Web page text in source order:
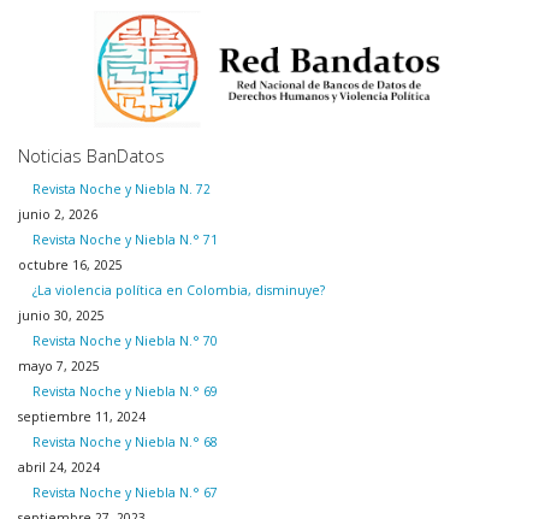
entradas
Noticias BanDatos
Revista Noche y Niebla N. 72
junio 2, 2026
Revista Noche y Niebla N.° 71
octubre 16, 2025
¿La violencia política en Colombia, disminuye?
junio 30, 2025
Revista Noche y Niebla N.° 70
mayo 7, 2025
Revista Noche y Niebla N.° 69
septiembre 11, 2024
Revista Noche y Niebla N.° 68
abril 24, 2024
Revista Noche y Niebla N.° 67